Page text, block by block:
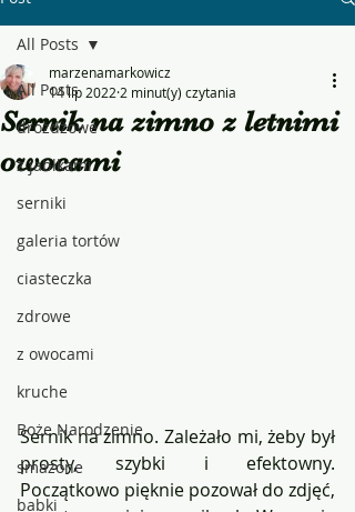
All Posts
drożdżowe
z jabłkami
serniki
galeria tortów
ciasteczka
zdrowe
z owocami
kruche
Boże Narodzenie
smażone
babki
All Posts
Sernik na zimno z letnimi
owocami
marzenamarkowicz
14 lip 2022 2 minut(y) czytania
Sernik na zimno. Zależało mi, żeby był
prosty, szybki i efektowny.
Początkowo pięknie pozował do zdjęć,